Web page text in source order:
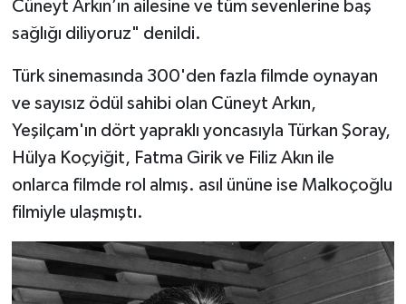
Cüneyt Arkın’ın ailesine ve tüm sevenlerine baş
sağlığı diliyoruz" denildi.
Türk sinemasında 300'den fazla filmde oynayan
ve sayısız ödül sahibi olan Cüneyt Arkın,
Yeşilçam'ın dört yapraklı yoncasıyla Türkan Şoray,
Hülya Koçyiğit, Fatma Girik ve Filiz Akın ile
onlarca filmde rol almış. asıl ününe ise Malkoçoğlu
filmiyle ulaşmıştı.
SEÇİM 2015
BİLİM VE TEKNOLOJİ
YARIŞMALAR
TANITIM